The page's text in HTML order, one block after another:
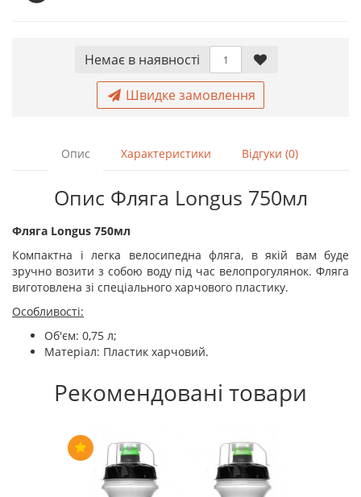
Немає в наявностi
Швидке замовлення
Опис Характеристики Відгуки (0)
Опис Фляга Longus 750мл
Фляга Longus 750мл
Компактна і легка велосипедна фляга, в якій вам буде
зручно возити з собою воду під час велопрогулянок. Фляга
виготовлена зі спеціального харчового пластику.
Особливості:
Об'єм: 0,75 л;
Матеріал: Пластик харчовий.
Рекомендовані товари